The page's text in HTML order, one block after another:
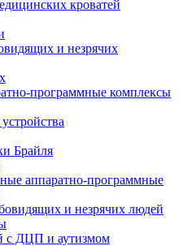
кроватей
и незрячих
программные комплексы
Брайля
аппаратно-программные
и незрячих людей
с ДЦП и аутизмом